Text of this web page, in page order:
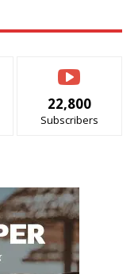
22,800
Subscribers